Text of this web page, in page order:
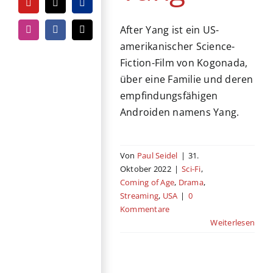
YouTubeTiktokPayPal
InstagramFacebook
E-
Mail
After Yang ist ein US-
amerikanischer Science-
Fiction-Film von Kogonada,
über eine Familie und deren
empfindungsfähigen
Androiden namens Yang.
Von Paul Seidel | 31.
Oktober 2022 | Sci-Fi,
Coming of Age, Drama,
Streaming, USA | 0
Kommentare
Weiterlesen